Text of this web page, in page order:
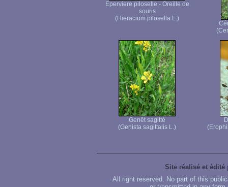
Eperviere piloselle - Oreille de
souris
(Hieracium pilosella L.)
Genêt sagitté
(Genista sagittalis L.)
Site réalisé et édité
All right reserved. No part of this